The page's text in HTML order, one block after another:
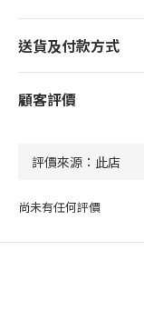
送貨及付款方式
顧客評價
尚未有任何評價